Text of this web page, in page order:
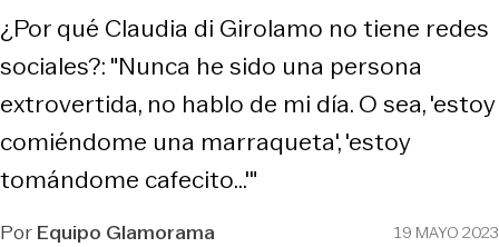
¿Por qué Claudia di Girolamo no tiene redes
sociales?: "Nunca he sido una persona
extrovertida, no hablo de mi día. O sea, 'estoy
comiéndome una marraqueta', 'estoy
tomándome cafecito...'"
PorEquipo Glamorama 19 MAYO 2023